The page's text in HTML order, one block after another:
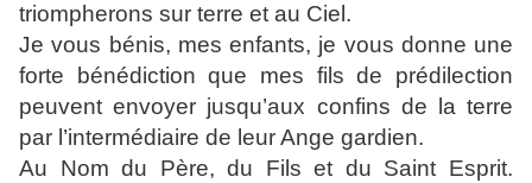
triompherons sur terre et au Ciel.
Je vous bénis, mes enfants, je vous donne une
forte bénédiction que mes fils de prédilection
peuvent envoyer jusqu’aux confins de la terre
par l’intermédiaire de leur Ange gardien.
Au Nom du Père, du Fils et du Saint Esprit.